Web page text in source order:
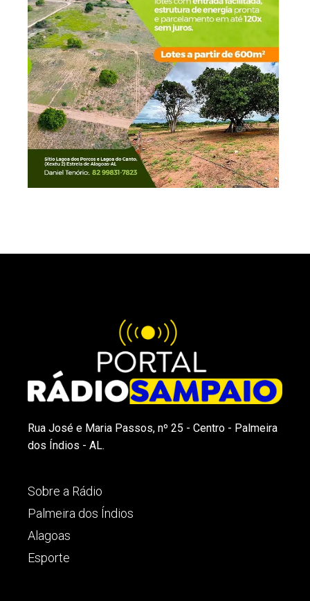
Rua José e Maria Passos, nº 25 - Centro - Palmeira
dos Índios - AL.
Sobre a Rádio
Palmeira dos Índios
Alagoas
Esporte